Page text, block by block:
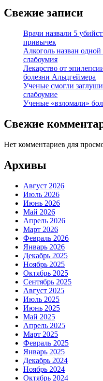
Свежие записи
Врачи назвали 5
привычек
Алкоголь назван
слабоумия
Лекарство от
болезни Альцгеймера
Ученые смогли
слабоумие
Ученые «взломали»
Свежие
Нет комментариев для
Архивы
Август 2026
Июль 2026
Июнь 2026
Май 2026
Апрель 2026
Март 2026
Февраль 2026
Январь 2026
Декабрь 2025
Ноябрь 2025
Октябрь 2025
Сентябрь 2025
Август 2025
Июль 2025
Июнь 2025
Май 2025
Апрель 2025
Март 2025
Февраль 2025
Январь 2025
Декабрь 2024
Ноябрь 2024
Октябрь 2024